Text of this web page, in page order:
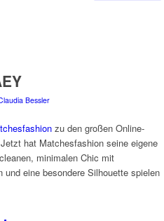
Bessler
zu den großen Online-
hat Matchesfashion seine eigene
minimalen Chic mit
eine besondere Silhouette spielen